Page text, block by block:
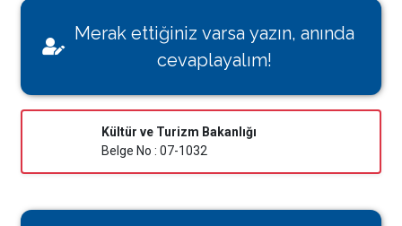
Merak ettiğiniz varsa yazın, anında
cevaplayalım!
Kültür ve Turizm Bakanlığı
Belge No : 07-1032